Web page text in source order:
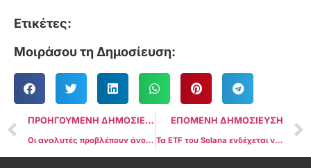
Ετικέτες:
Μοιράσου τη Δημοσίευση:
ΠΡΟΗΓΟΥΜΕΝΗ ΔΗΜΟΣΙΕΥΣΗ
Οι αναλυτές προβλέπουν άνοδο του Bitcoin μετά τη θετική αναφορά ΔΤΚ
ΕΠΟΜΕΝΗ ΔΗΜΟΣΙΕΥΣΗ
Τα ETF του Solana ενδέχεται να καθυστερήσουν μέχρι το 2026: Bloomberg Intelligence